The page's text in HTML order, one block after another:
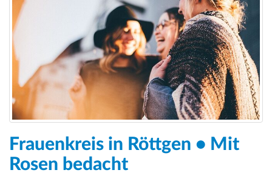
n
Frauenkreis in Röttgen • Mit
Rosen bedacht